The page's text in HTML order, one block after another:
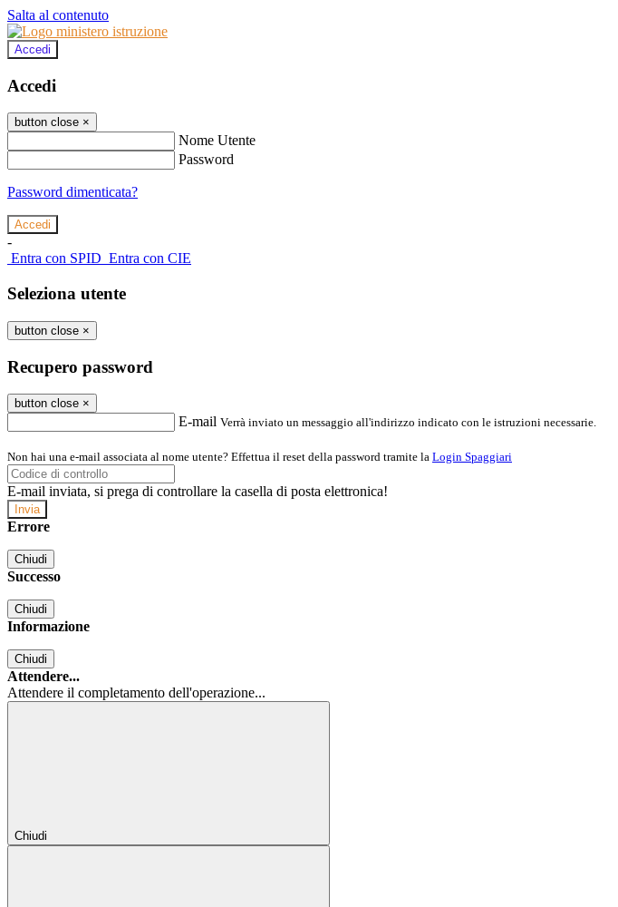
Salta al contenuto
Accedi
Accedi
button close ×
Nome Utente
Password
Password dimenticata?
-
Entra con SPID Entra con CIE
Seleziona utente
button close ×
Recupero password
button close ×
E-mail Verrà inviato un messaggio all'indirizzo indicato con le istruzioni necessarie.
Non hai una e-mail associata al nome utente? Effettua il reset della password tramite la Login Spaggiari
E-mail inviata, si prega di controllare la casella di posta elettronica!
Errore
Chiudi
Successo
Chiudi
Informazione
Chiudi
Attendere...
Attendere il completamento dell'operazione...
Chiudi